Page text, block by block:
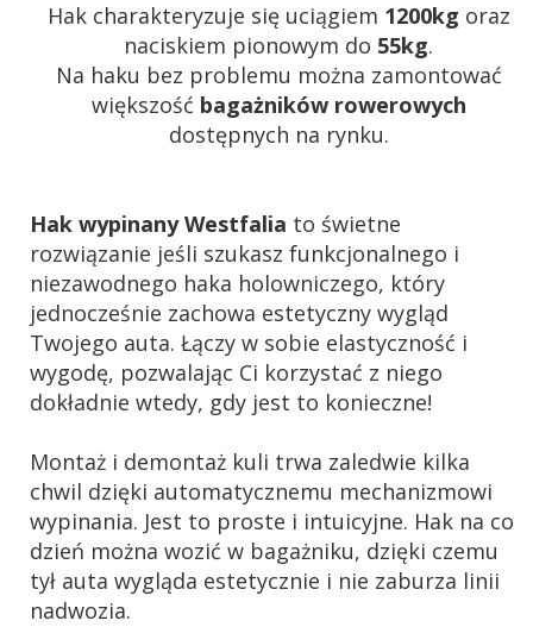
Hak charakteryzuje się uciągiem 1200kg oraz
naciskiem pionowym do 55kg.
Na haku bez problemu można zamontować
większość bagażników rowerowych
dostępnych na rynku.
Hak wypinany Westfalia to świetne
rozwiązanie jeśli szukasz funkcjonalnego i
niezawodnego haka holowniczego, który
jednocześnie zachowa estetyczny wygląd
Twojego auta. Łączy w sobie elastyczność i
wygodę, pozwalając Ci korzystać z niego
dokładnie wtedy, gdy jest to konieczne!
Montaż i demontaż kuli trwa zaledwie kilka
chwil dzięki automatycznemu mechanizmowi
wypinania. Jest to proste i intuicyjne. Hak na co
dzień można wozić w bagażniku, dzięki czemu
tył auta wygląda estetycznie i nie zaburza linii
nadwozia.